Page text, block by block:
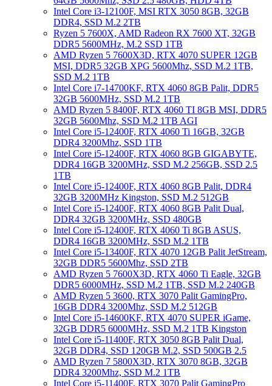
Intel Core i3-12100F, MSI RTX 3050 8GB, 32GB
DDR4, SSD M.2 2TB
Ryzen 5 7600X, AMD Radeon RX 7600 XT, 32GB
DDR5 5600MHz, M.2 SSD 1TB
AMD Ryzen 5 7600X3D, RTX 4070 SUPER 12GB
MSI, DDR5 32GB XPG 5600Mhz, SSD M.2 1TB,
SSD M.2 1TB
Intel Core i7-14700KF, RTX 4060 8GB Palit, DDR5
32GB 5600MHz, SSD M.2 1TB
AMD Ryzen 5 8400F, RTX 4060 TI 8GB MSI, DDR5
32GB 5600Mhz, SSD M.2 1TB AGI
Intel Core i5-12400F, RTX 4060 Ti 16GB, 32GB
DDR4 3200Mhz, SSD 1TB
Intel Core i5-12400F, RTX 4060 8GB GIGABYTE,
DDR4 16GB 3200MHz, SSD M.2 256GB, SSD 2.5
1TB
Intel Core i5-12400F, RTX 4060 8GB Palit, DDR4
32GB 3200MHz Kingston, SSD M.2 512GB
Intel Core i5-12400F, RTX 4060 8GB Palit Dual,
DDR4 32GB 3200MHz, SSD 480GB
Intel Core i5-12400F, RTX 4060 Ti 8GB ASUS,
DDR4 16GB 3200MHz, SSD M.2 1TB
Intel Core i5-13400F, RTX 4070 12GB Palit JetStream,
32GB DDR5 5600Mhz, SSD 2TB
AMD Ryzen 5 7600X3D, RTX 4060 Ti Eagle, 32GB
DDR5 6000MHz, SSD M.2 1TB, SSD M.2 240GB
AMD Ryzen 5 3600, RTX 3070 Palit GamingPro,
16GB DDR4 3200Mhz, SSD M.2 512GB
Intel Core i5-14600KF, RTX 4070 SUPER iGame,
32GB DDR5 6000MHz, SSD M.2 1TB Kingston
Intel Core i5-11400F, RTX 3050 8GB Palit Dual,
32GB DDR4, SSD 120GB M.2, SSD 500GB 2.5
AMD Ryzen 7 5800X3D, RTX 3070 8GB, 32GB
DDR4 3200Mhz, SSD M.2 1TB
Intel Core i5-11400F, RTX 3070 Palit GamingPro